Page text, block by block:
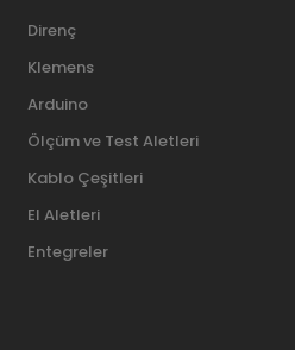
Direnç
Klemens
Arduino
Ölçüm ve Test Aletleri
Kablo Çeşitleri
El Aletleri
Entegreler